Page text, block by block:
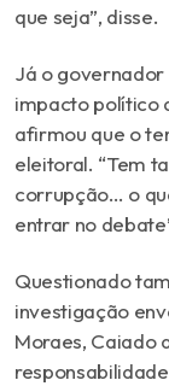
que seja”, disse.
Já o governador
impacto político
afirmou que o
eleitoral. “Tem
corrupção… o
entrar no
Questionado
investigação
Moraes, Caiado